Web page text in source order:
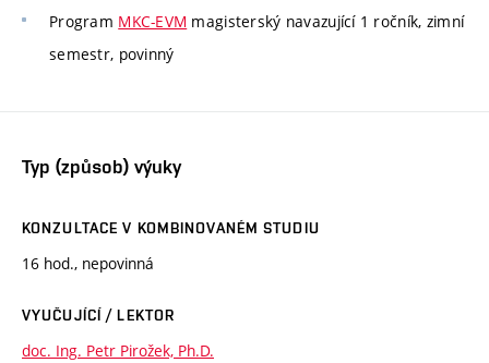
Program MKC-EVM magisterský navazující 1 ročník, zimní
semestr, povinný
Typ (způsob) výuky
KONZULTACE V KOMBINOVANÉM STUDIU
16 hod., nepovinná
VYUČUJÍCÍ / LEKTOR
doc. Ing. Petr Pirožek, Ph.D.